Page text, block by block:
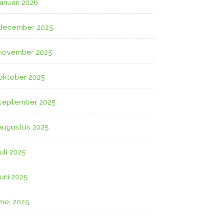
2026
2025
2025
2025
2025
2025
2025
2025
2025